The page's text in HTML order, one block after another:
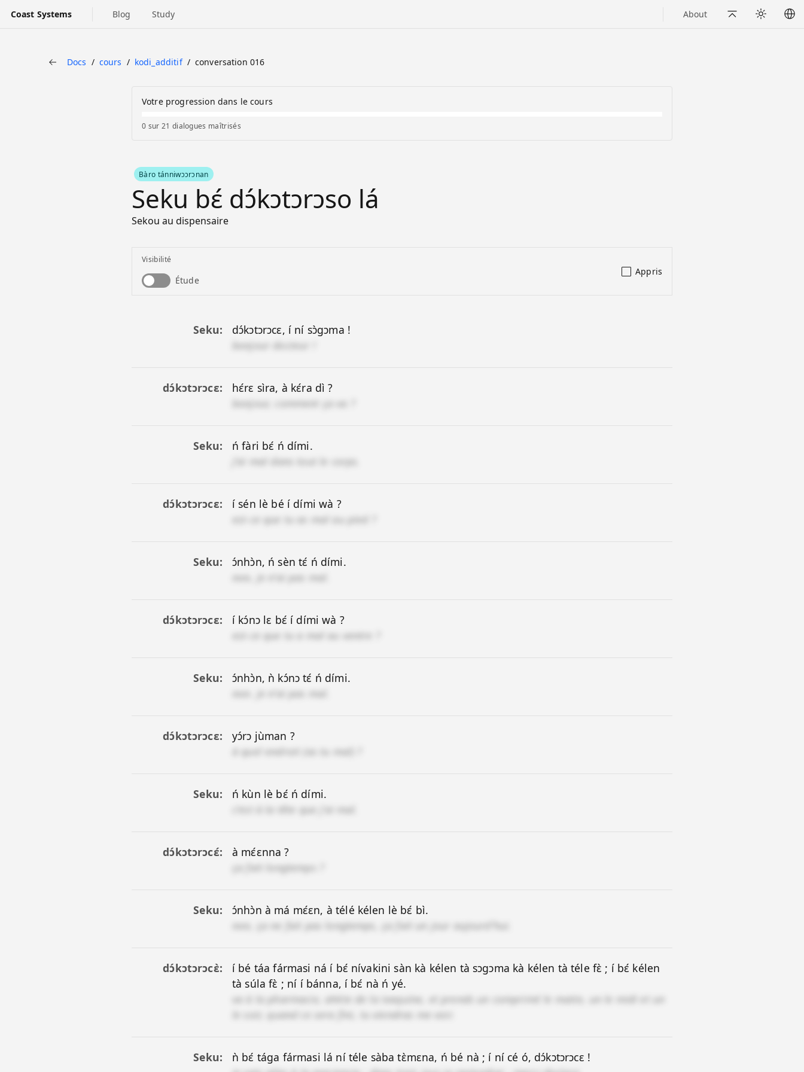
Coast Systems Blog Study About
Docs cours kodi_additif conversation 016
Votre progression dans le cours
0 sur 21 dialogues maîtrisés
Bàro tánniwɔɔrɔnan
Seku bɛ́ dɔ́kɔtɔrɔso lá
Sekou au dispensaire
Visibilité
Étude
Appris
Seku
dɔ́kɔtɔrɔcɛ, í ní sɔ̀gɔma !
bonjour docteur !
dɔ́kɔtɔrɔcɛ
hɛ́rɛ sìra, à kɛ́ra dì ?
bonjour, comment ça va ?
Seku
ń fàri bɛ́ ń dími.
j'ai mal dans tout le corps.
dɔ́kɔtɔrɔcɛ
í sén lè bé í dími wà ?
est-ce que tu as mal au pied ?
Seku
ɔ́nhɔ̀n, ń sèn tɛ́ ń dími.
non, je n'ai pas mal.
dɔ́kɔtɔrɔcɛ
í kɔ́nɔ lɛ bɛ́ í dími wà ?
est-ce que tu a mal au ventre ?
Seku
ɔ́nhɔ̀n, ǹ kɔ́nɔ tɛ́ ń dími.
non. je n'ai pas mal.
dɔ́kɔtɔrɔcɛ
yɔ́rɔ jùman ?
à quel endroit (as tu mal) ?
Seku
ń kùn lè bɛ́ ń dími.
c'est à la tête que j'ai mal.
dɔ́kɔtɔrɔcɛ́
à mɛ́ɛnna ?
ça fait longtemps ?
Seku
ɔ́nhɔ̀n à má mɛ́ɛn, à télé kélen lè bɛ́ bì.
non, ça ne fait pas longtemps, ça fait un jour aujourd'hui.
dɔ́kɔtɔrɔcɛ̀
í bé táa fármasi ná í bɛ́ nívakini sàn kà kélen tà sɔgɔma kà kélen tà téle fɛ̀ ; í bɛ́ kélen
tà súla fɛ̀ ; ní í bánna, í bɛ́ nà ń yé.
va à la pharmacie, ahète de la ivaquine, et prends un comprimé le matin, un le midi et un
le soir, quand ce sera fini, tu viendras me voir.
Seku
ǹ bɛ́ tága fármasi lá ní téle sàba tɛ̀mɛna, ń bé nà ; í ní cé ó, dɔ́kɔtɔrɔcɛ !